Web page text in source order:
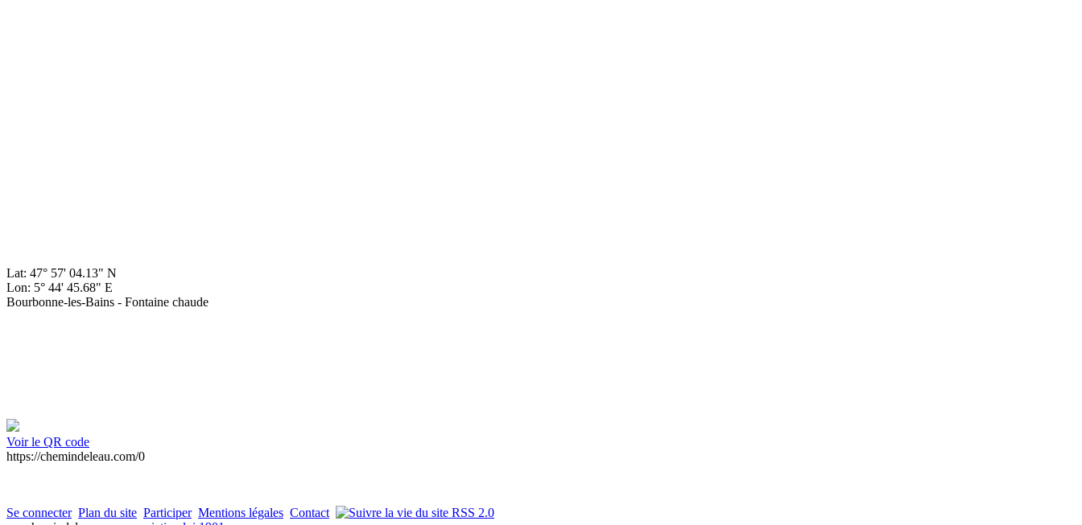
Lat: 47° 57' 04.13" N
Lon: 5° 44' 45.68" E
Bourbonne-les-Bains - Fontaine chaude
Voir le QR code
https://chemindeleau.com/0
Se connecter Plan du site Participer Mentions légales Contact
RSS 2.0